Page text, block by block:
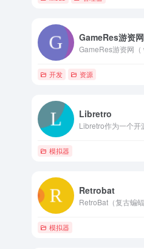
GameRes游资网
开发 资源
Libretro
模拟器
Retrobat
模拟器